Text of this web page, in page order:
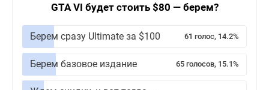
GTA VI будет стоить $80 — берем?
Берем сразу Ultimate за $100 61 голос, 14.2%
Берем базовое издание 65 голосов, 15.1%